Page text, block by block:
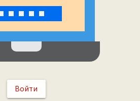
Войти